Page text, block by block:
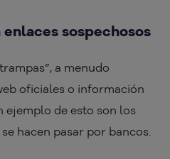
sospechosos
a menudo
oficiales o información
ejemplo de esto son los
hacen pasar por bancos.